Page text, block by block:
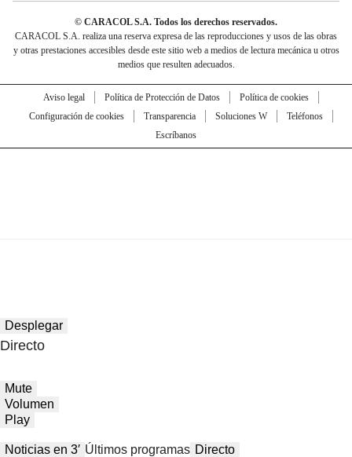
© CARACOL S.A. Todos los derechos reservados.
CARACOL S.A. realiza una reserva expresa de las reproducciones y usos de las obras
y otras prestaciones accesibles desde este sitio web a medios de lectura mecánica u otros
medios que resulten adecuados.
Aviso legal Política de Protección de Datos
Política de cookies
Configuración de cookies
Transparencia Soluciones W
Teléfonos
Escríbanos
Desplegar
Directo
Mute
Volumen
Play
Noticias en 3′ Últimos programas Directo